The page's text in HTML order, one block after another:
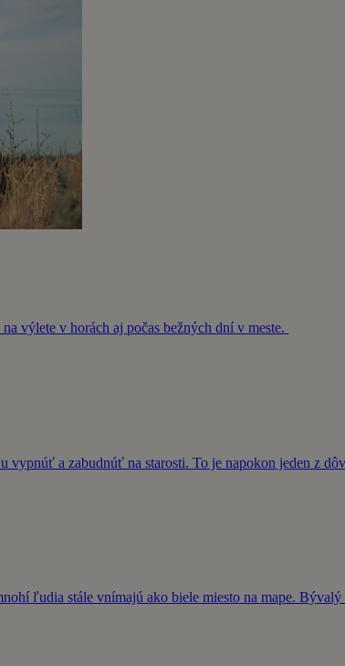
výlete v horách aj počas bežných dní v meste.
vypnúť a zabudnúť na starosti. To je napokon jeden z
ľudia stále vnímajú ako biele miesto na mape.